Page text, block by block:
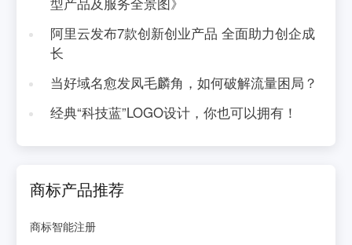
阿里云发布7款创新创业产品 全面助力创企成
长
当好域名愈发凤毛麟角，如何破解流量困局？
经典“科技蓝”LOGO设计，你也可以拥有！
商标产品推荐
商标智能注册